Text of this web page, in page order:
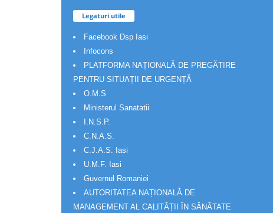
Legaturi utile
Facebook Dsp Iasi
Infocons
PLATFORMA NAȚIONALĂ DE PREGĂTIRE
PENTRU SITUAȚII DE URGENȚĂ
O.M.S
Ministerul Sanatatii
I.N.S.P.
C.N.A.S.
C.J.A.S. Iasi
U.M.F. Iasi
Guvernul Romaniei
AUTORITATEA NAȚIONALĂ DE
MANAGEMENT AL CALITĂȚII ÎN SĂNĂTATE